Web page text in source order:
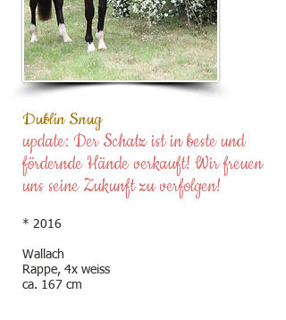
Dublin Snug
update: Der Schatz ist in beste und
fördernde Hände verkauft! Wir freuen
uns seine Zukunft zu verfolgen!
* 2016
Wallach
Rappe, 4x weiss
ca. 167 cm